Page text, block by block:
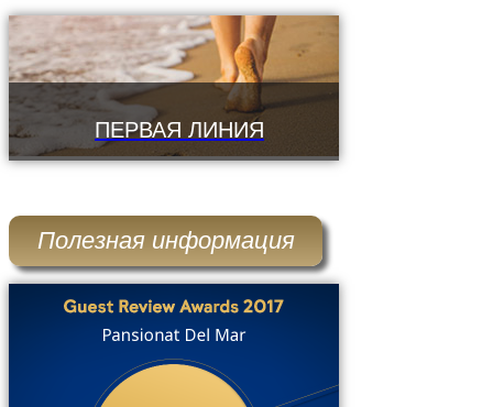
ПЕРВАЯ ЛИНИЯ
Полезная информация